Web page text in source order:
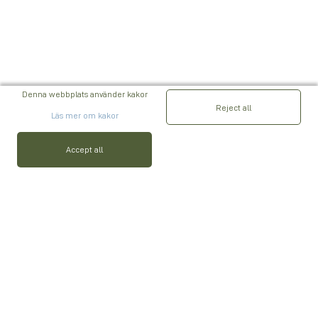
Denna webbplats använder kakor
Läs mer om kakor
Accept all
Reject all